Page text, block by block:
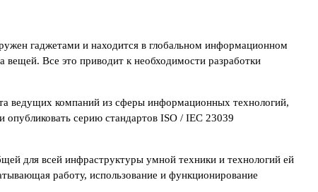
гаджетами и находится в глобальном информационном
вещей. Все это приводит к необходимости разработки
ведущих компаний из сферы информационных технологий,
серию стандартов ISO / IEC 23039
для всей инфраструктуры умной техники и технологий ей
работу, использование и функционирование